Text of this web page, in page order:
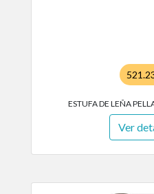
ESTUFA DE LEÑA
Ver